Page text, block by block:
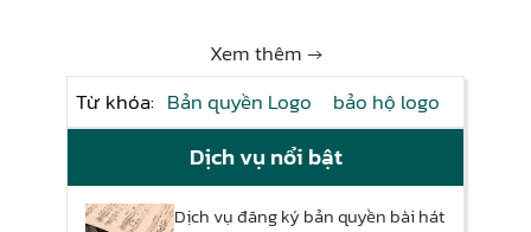
Xem thêm →
Từ khóa: Bản quyền Logo bảo hộ logo
Dịch vụ nổi bật
Dịch vụ đăng ký bản quyền bài hát